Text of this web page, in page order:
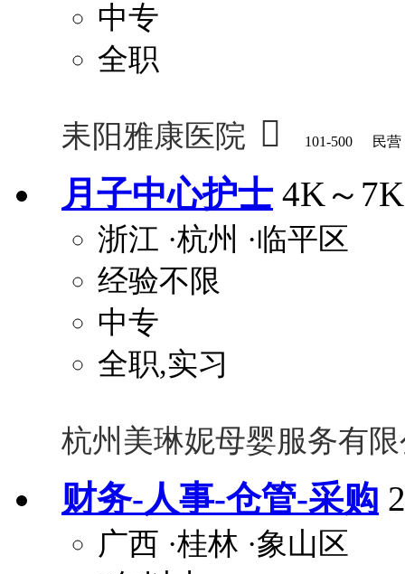
中专
全职
耒阳雅康医院  101-500 民营
月子中心护士 4K～7K
浙江 ·杭州 ·临平区
经验不限
中专
全职,实习
杭州美琳妮母婴服务有
财务-人事-仓管-采购
广西 ·桂林 ·象山区